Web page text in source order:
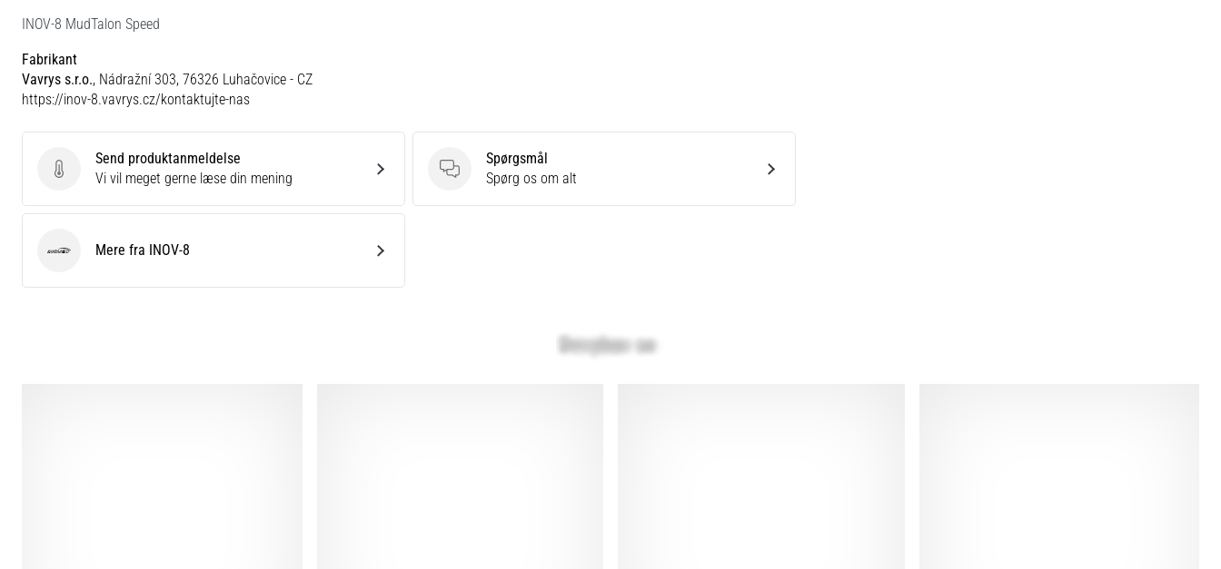
INOV-8 MudTalon Speed
Fabrikant
Vavrys s.r.o., Nádražní 303, 76326 Luhačovice - CZ
https://inov-8.vavrys.cz/kontaktujte-nas
Send produktanmeldelse
Send produktanmeldelse
Vi vil meget gerne læse din mening
Spørgsmål
Spørgsmål
Spørg os om alt
INOV-8Mere fra INOV-8